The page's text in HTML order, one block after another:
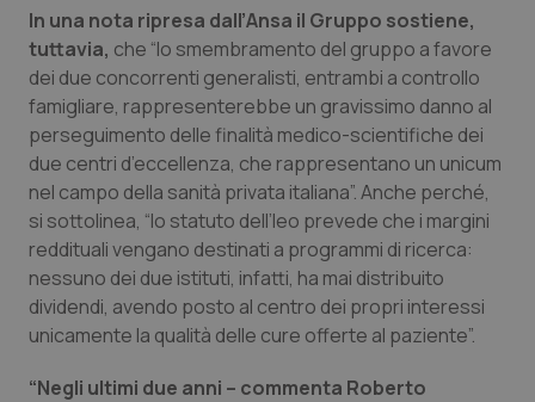
Molise
Piemonte
Provincia Autonoma di Bolzano
Provincia Autonoma di Trento
Puglia
Sardegna
Epatiti
HIV
Infezioni & Febbre
Ipertensione & Scompenso
Malattie rare
Malattia di Crohn & Rettocolite Ulcerosa
In una nota ripresa dall’Ansa il Gruppo sostiene,
tuttavia, che “lo smembramento del gruppo a favore
dei due concorrenti generalisti, entrambi a controllo
famigliare, rappresenterebbe un gravissimo danno al
perseguimento delle finalità medico-scientifiche dei
due centri d’eccellenza, che rappresentano un unicum
nel campo della sanità privata italiana”. Anche perché,
si sottolinea, “lo statuto dell’Ieo prevede che i margini
reddituali vengano destinati a programmi di ricerca:
nessuno dei due istituti, infatti, ha mai distribuito
dividendi, avendo posto al centro dei propri interessi
unicamente la qualità delle cure offerte al paziente”.
“Negli ultimi due anni – commenta Roberto